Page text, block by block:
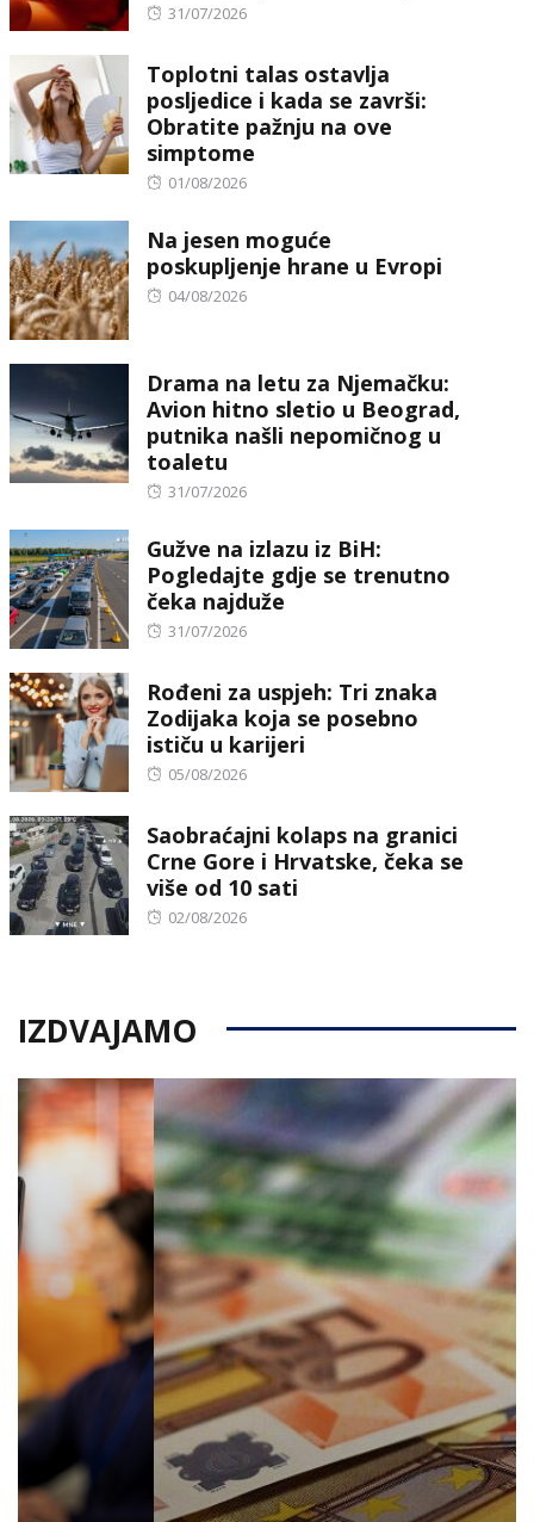
Posted
31/07/2026
Toplotni talas ostavlja
posljedice i kada se završi:
Obratite pažnju na ove
simptome
Posted
01/08/2026
Na jesen moguće
poskupljenje hrane u Evropi
Posted
04/08/2026
Drama na letu za Njemačku:
Avion hitno sletio u Beograd,
putnika našli nepomičnog u
toaletu
Posted
31/07/2026
Gužve na izlazu iz BiH:
Pogledajte gdje se trenutno
čeka najduže
Posted
31/07/2026
Rođeni za uspjeh: Tri znaka
Zodijaka koja se posebno
ističu u karijeri
Posted
05/08/2026
Saobraćajni kolaps na granici
Crne Gore i Hrvatske, čeka se
više od 10 sati
Posted
02/08/2026
IZDVAJAMO